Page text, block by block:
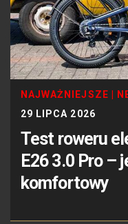
NAJWAŻNIEJSZE
29 LIPCA 2026
Test roweru
E26 3.0 Pro –
komfortowy